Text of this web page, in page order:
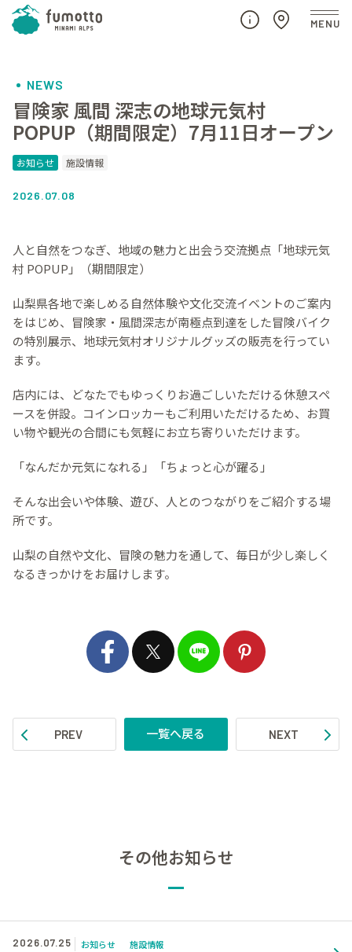
NEWS
冒険家 風間 深志の地球元気村
POPUP（期間限定）7月11日オープン
お知らせ 施設情報
2026.07.08
人と自然をつなぎ、地域の魅力と出会う交流拠点「地球元気
村 POPUP」（期間限定）
山梨県各地で楽しめる自然体験や文化交流イベントのご案内
をはじめ、冒険家・風間深志が南極点到達をした冒険バイク
の特別展示、地球元気村オリジナルグッズの販売を行ってい
ます。
店内には、どなたでもゆっくりお過ごしいただける休憩スペ
ースを併設。コインロッカーもご利用いただけるため、お買
い物や観光の合間にも気軽にお立ち寄りいただけます。
「なんだか元気になれる」「ちょっと心が躍る」
そんな出会いや体験、遊び、人とのつながりをご紹介する場
所です。
山梨の自然や文化、冒険の魅力を通して、毎日が少し楽しく
なるきっかけをお届けします。
PREV 一覧へ戻る NEXT
その他お知らせ
2026.07.25 お知らせ 施設情報